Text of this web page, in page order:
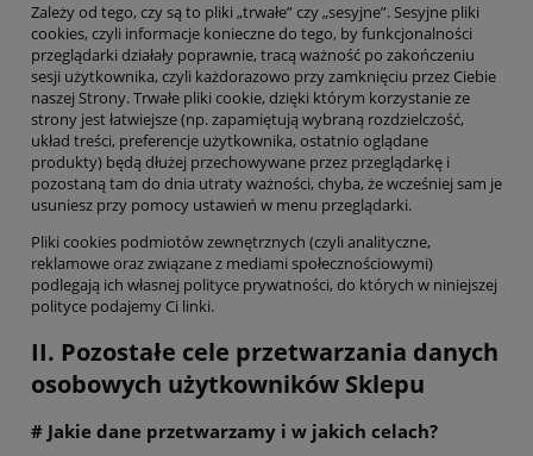
Zależy od tego, czy są to pliki „trwałe” czy „sesyjne”. Sesyjne pliki
cookies, czyli informacje konieczne do tego, by funkcjonalności
przeglądarki działały poprawnie, tracą ważność po zakończeniu
sesji użytkownika, czyli każdorazowo przy zamknięciu przez Ciebie
naszej Strony. Trwałe pliki cookie, dzięki którym korzystanie ze
strony jest łatwiejsze (np. zapamiętują wybraną rozdzielczość,
układ treści, preferencje użytkownika, ostatnio oglądane
produkty) będą dłużej przechowywane przez przeglądarkę i
pozostaną tam do dnia utraty ważności, chyba, że wcześniej sam je
usuniesz przy pomocy ustawień w menu przeglądarki.
Pliki cookies podmiotów zewnętrznych (czyli analityczne,
reklamowe oraz związane z mediami społecznościowymi)
podlegają ich własnej polityce prywatności, do których w niniejszej
polityce podajemy Ci linki.
II. Pozostałe cele przetwarzania danych
osobowych użytkowników Sklepu
# Jakie dane przetwarzamy i w jakich celach?